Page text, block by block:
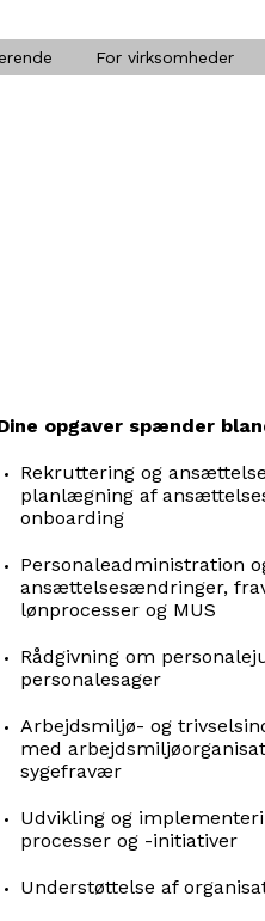
For virksomheder
opgaver spænder
Rekruttering og
planlægning af
onboarding
Personaleadministration
ansættelsesændringer,
lønprocesser og MUS
Rådgivning om
personalesager
Arbejdsmiljø- og
med
sygefravær
Udvikling og
processer og -initiativer
Understøttelse af